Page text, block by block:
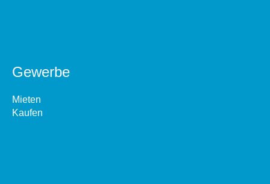
Gewerbe
Mieten
Kaufen